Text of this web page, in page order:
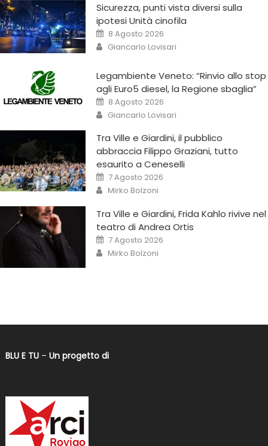
Sicurezza, punti vista diversi sulla
ipotesi Unità cinofila
8 Agosto 2026
Giancarlo Lovisari
Legambiente Veneto: “Rinvio allo stop
agli Euro5 diesel, la Regione sbaglia”
8 Agosto 2026
Giancarlo Lovisari
Tra Ville e Giardini, il pubblico
abbraccia Filippo Graziani, tutto
esaurito a Ceneselli
7 Agosto 2026
Mirko Bolzoni
Tra Ville e Giardini, Frida Kahlo rivive nel
teatro di Andrea Ortis
7 Agosto 2026
Mirko Bolzoni
BLU E TU– Un progetto di